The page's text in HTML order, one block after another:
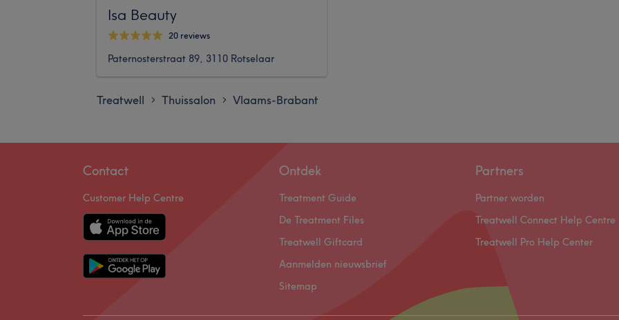
Isa Beauty
20 reviews
Paternosterstraat 89, 3110 Rotselaar
Treatwell > Thuissalon > Vlaams-Brabant
Contact
Customer Help Centre
Ontdek
Treatment Guide
De Treatment Files
Treatwell Giftcard
Aanmelden nieuwsbrief
Sitemap
Partners
Partner worden
Treatwell Connect Help Centre
Treatwell Pro Help Center